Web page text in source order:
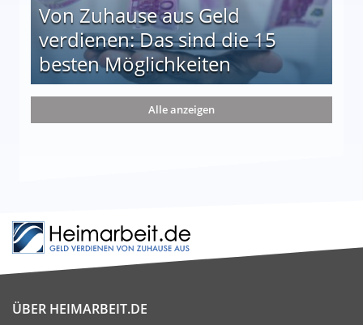
Von Zuhause aus Geld
verdienen: Das sind die 15
besten Möglichkeiten
die 15 besten Möglichkeiten
Alle anzeigen
ÜBER HEIMARBEIT.DE